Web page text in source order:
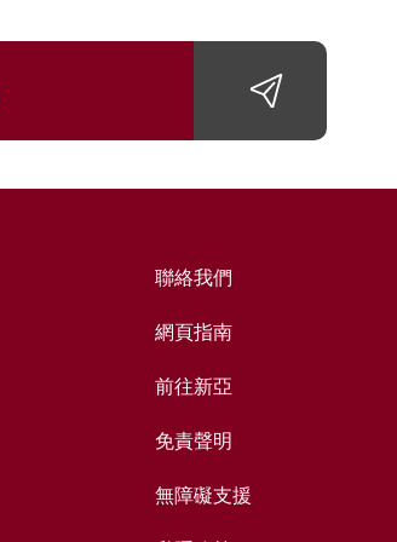
聯絡我們
網頁指南
前往新亞
免責聲明
無障礙支援